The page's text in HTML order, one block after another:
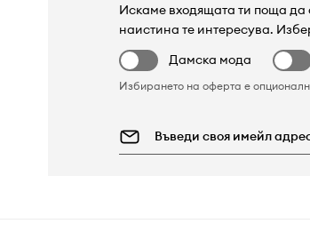
Искаме входящата ти поща да
наистина те интересува.
Дамска мода
Избирането на оферта е